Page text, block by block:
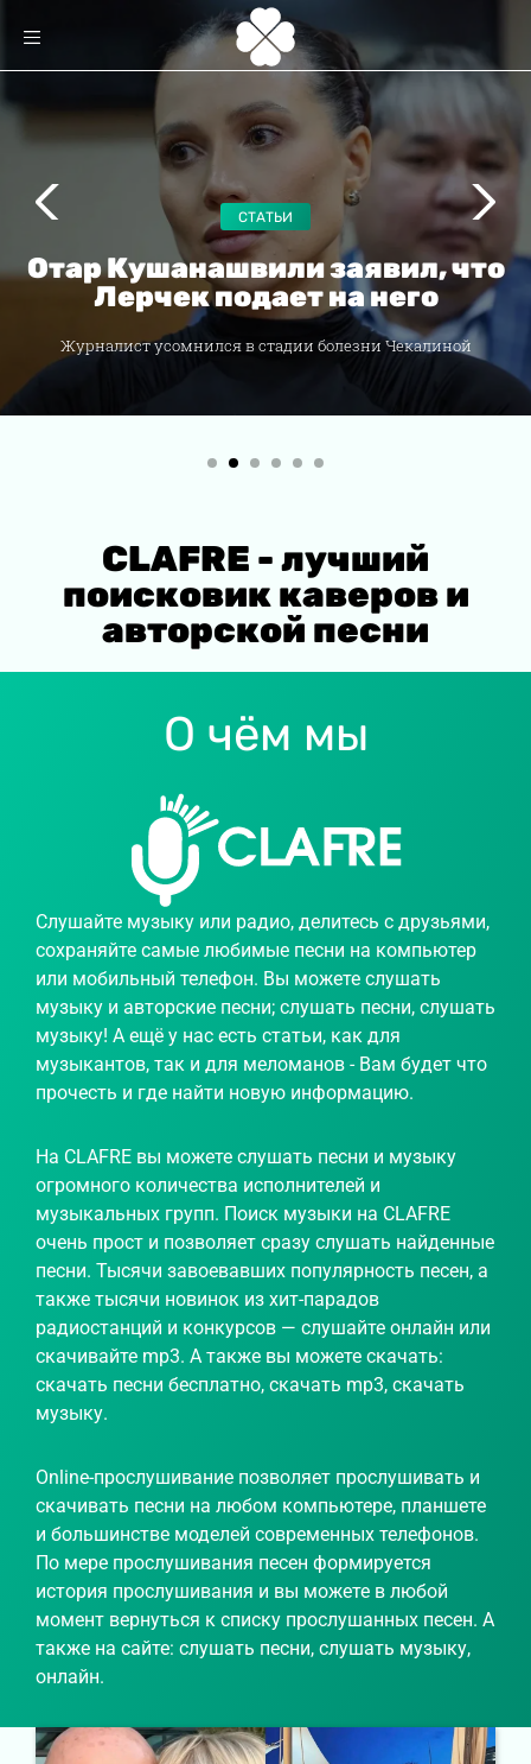
СТАТЬИ
Отар Кушанашвили заявил, что
Лерчек подает на него
Журналист усомнился в стадии болезни Чекалиной
CLAFRE - лучший
поисковик каверов и
авторской песни
О чём мы
Слушайте музыку или радио, делитесь с друзьями,
сохраняйте самые любимые песни на компьютер
или мобильный телефон. Вы можете слушать
музыку и авторские песни; слушать песни, слушать
музыку! А ещё у нас есть статьи, как для
музыкантов, так и для меломанов - Вам будет что
прочесть и где найти новую информацию.
На CLAFRE вы можете слушать песни и музыку
огромного количества исполнителей и
музыкальных групп. Поиск музыки на CLAFRE
очень прост и позволяет сразу слушать найденные
песни. Тысячи завоевавших популярность песен, а
также тысячи новинок из хит-парадов
радиостанций и конкурсов — слушайте онлайн или
скачивайте mp3. А также вы можете скачать:
скачать песни бесплатно, скачать mp3, скачать
музыку.
Online-прослушивание позволяет прослушивать и
скачивать песни на любом компьютере, планшете
и большинстве моделей современных телефонов.
По мере прослушивания песен формируется
история прослушивания и вы можете в любой
момент вернуться к списку прослушанных песен. А
также на сайте: слушать песни, слушать музыку,
онлайн.